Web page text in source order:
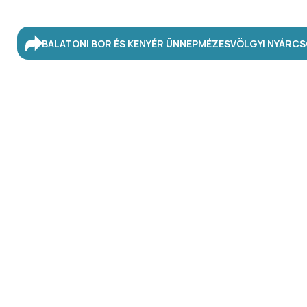
BALATONI BOR ÉS KENYÉR ÜNNEPMÉZESVÖLGYI NYÁR